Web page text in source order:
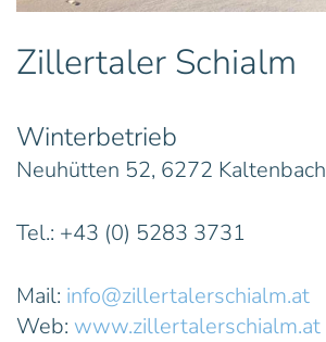
Zillertaler Schialm
Winterbetrieb
Neuhütten 52, 6272 Kaltenbach
Tel.: +43 (0) 5283 3731
Mail: info@zillertalerschialm.at
Web: www.zillertalerschialm.at